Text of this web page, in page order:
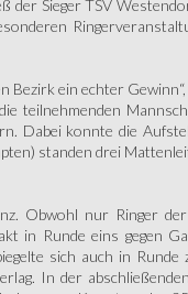
der Sieger TSV
Bezirk ein echter
teilnehmenden
Dabei konnte die
standen drei
Obwohl nur Ringer
in Runde eins gegen
sich auch in Runde
In der